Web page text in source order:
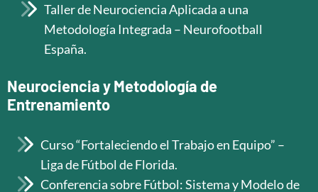
Taller de Neurociencia Aplicada a una
Metodología Integrada – Neurofootball
España.
Neurociencia y Metodología de
Entrenamiento
Curso “Fortaleciendo el Trabajo en Equipo” –
Liga de Fútbol de Florida.
Conferencia sobre Fútbol: Sistema y Modelo de